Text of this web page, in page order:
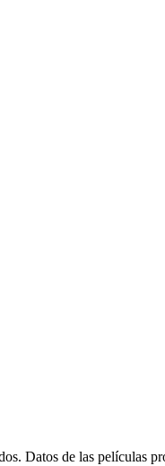
Datos de las películas